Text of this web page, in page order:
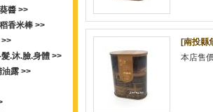
醬 >>
香米棒 >>
.沐.臉.身體 >>
油露 >>
[南投縣
本店售